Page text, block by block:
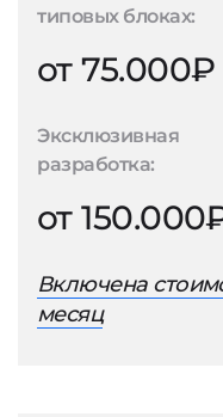
типовых блоках:
от 75.000₽
Эксклюзивная
разработка:
от
Включена
месяц